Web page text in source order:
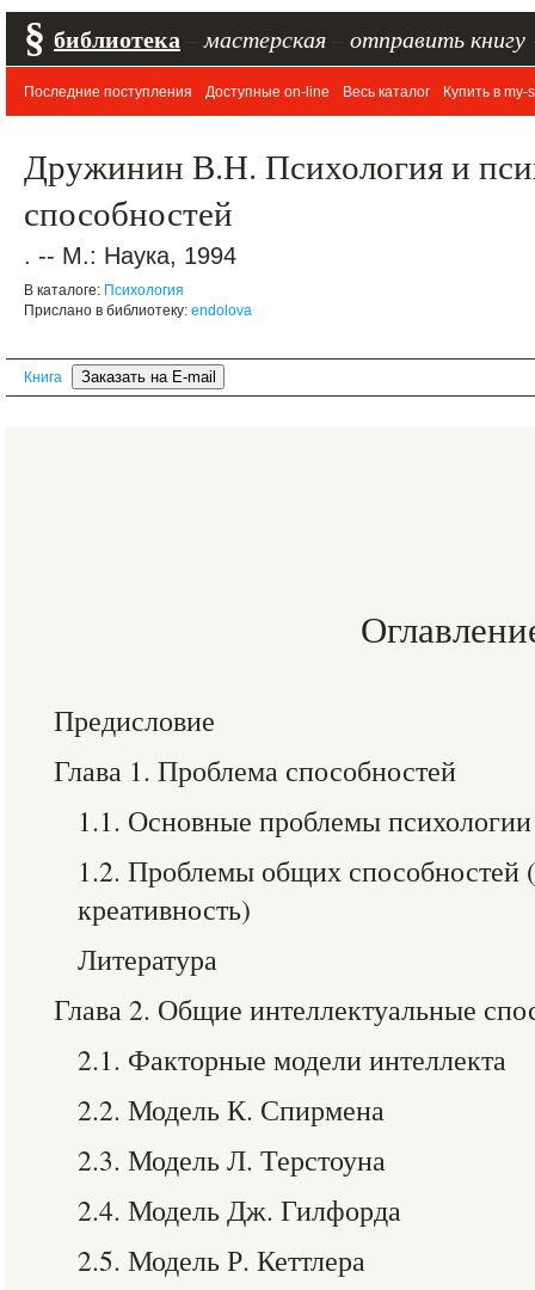
§ библиотека мастерская отправить книгу
Последние поступления Доступные on-line Весь каталог Купить в my-
Дружинин В.Н. Психология и
способностей
. -- М.: Наука, 1994
В каталоге: Психология
Прислано в библиотеку: endolova
Книга
Предисловие
Глава 1. Проблема способностей
1.1. Основные проблемы
1.2. Проблемы общих способностей
креативность)
Литература
Глава 2. Общие интеллектуальные
2.1. Факторные модели интеллекта
2.2. Модель К. Спирмена
2.3. Модель Л. Терстоуна
2.4. Модель Дж. Гилфорда
2.5. Модель Р. Кеттлера